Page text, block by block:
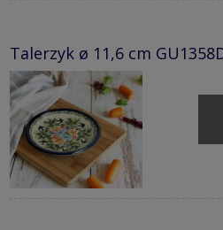
Talerzyk ø 11,6 cm